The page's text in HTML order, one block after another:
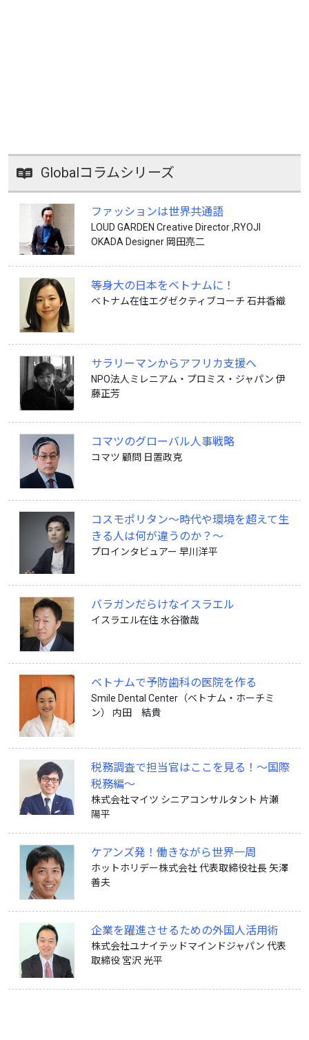
Globalコラムシリーズ
ファッションは世界共通語
LOUD GARDEN Creative Director ,RYOJI
OKADA Designer 岡田亮二
等身大の日本をベトナムに！
ベトナム在住エグゼクティブコーチ 石井香織
サラリーマンからアフリカ支援へ
NPO法人ミレニアム・プロミス・ジャパン 伊
藤正芳
コマツのグローバル人事戦略
コマツ 顧問 日置政克
コスモポリタン〜時代や環境を超えて生
きる人は何が違うのか？〜
プロインタビュアー 早川洋平
バラガンだらけなイスラエル
イスラエル在住 水谷徹哉
ベトナムで予防歯科の医院を作る
Smile Dental Center（ベトナム・ホーチミ
ン） 内田 結貴
税務調査で担当官はここを見る！～国際
税務編～
株式会社マイツ シニアコンサルタント 片瀬
陽平
ケアンズ発！働きながら世界一周
ホットホリデー株式会社 代表取締役社長 矢澤
善夫
企業を躍進させるための外国人活用術
株式会社ユナイテッドマインドジャパン 代表
取締役 宮沢 光平